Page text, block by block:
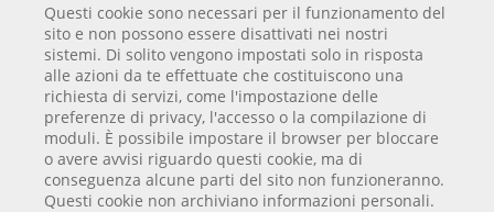
Questi cookie sono necessari per il funzionamento del
sito e non possono essere disattivati ​​nei nostri
sistemi. Di solito vengono impostati solo in risposta
alle azioni da te effettuate che costituiscono una
richiesta di servizi, come l'impostazione delle
preferenze di privacy, l'accesso o la compilazione di
moduli. È possibile impostare il browser per bloccare
o avere avvisi riguardo questi cookie, ma di
conseguenza alcune parti del sito non funzioneranno.
Questi cookie non archiviano informazioni personali.